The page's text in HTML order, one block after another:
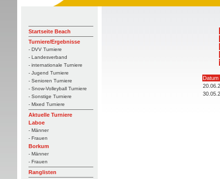
Startseite Beach
Turniere/Ergebnisse
- DVV Turniere
- Landesverband
- internationale Turniere
- Jugend Turniere
- Senioren Turniere
- Snow-Volleyball Turniere
- Sonstige Turniere
- Mixed Turniere
Aktuelle Turniere
Laboe
- Männer
- Frauen
Borkum
- Männer
- Frauen
Ranglisten
Datum